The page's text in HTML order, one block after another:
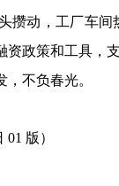
动，工厂车间
资政策和工具
不负春光。
版）